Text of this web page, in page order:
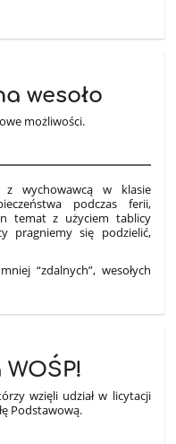
wesoło
możliwości.
z wychowawcą w klasie
podczas ferii,
temat z użyciem tablicy
pragniemy się podzielić,
“zdalnych”, wesołych
wzięli udział w licytacji
Podstawową.